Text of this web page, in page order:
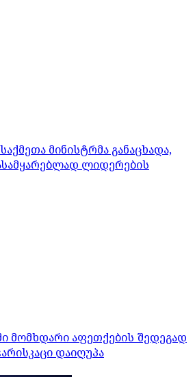
მინისტრმა განაცხადა,
ლიდერების
მომხდარი აფეთქების შედეგად
დაიღუპა